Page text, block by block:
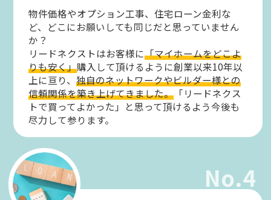
物件価格やオプション工事、住宅ローン金利な
ど、どこにお願いしても同じだと思っていません
か？
リードネクストはお客様に「マイホームをどこよ
りも安く」購入して頂けるように創業以来10年以
上に亘り、独自のネットワークやビルダー様との
信頼関係を築き上げてきました。 「リードネクス
トで買ってよかった」と思って頂けるよう今後も
尽力して参ります。
No.4